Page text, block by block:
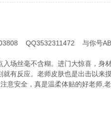
QQ3532311472 与你号
场丝毫不含糊。进门大惊喜，
有反应。老师皮肤也是出击以
意安全，真是温柔体贴的好老师,